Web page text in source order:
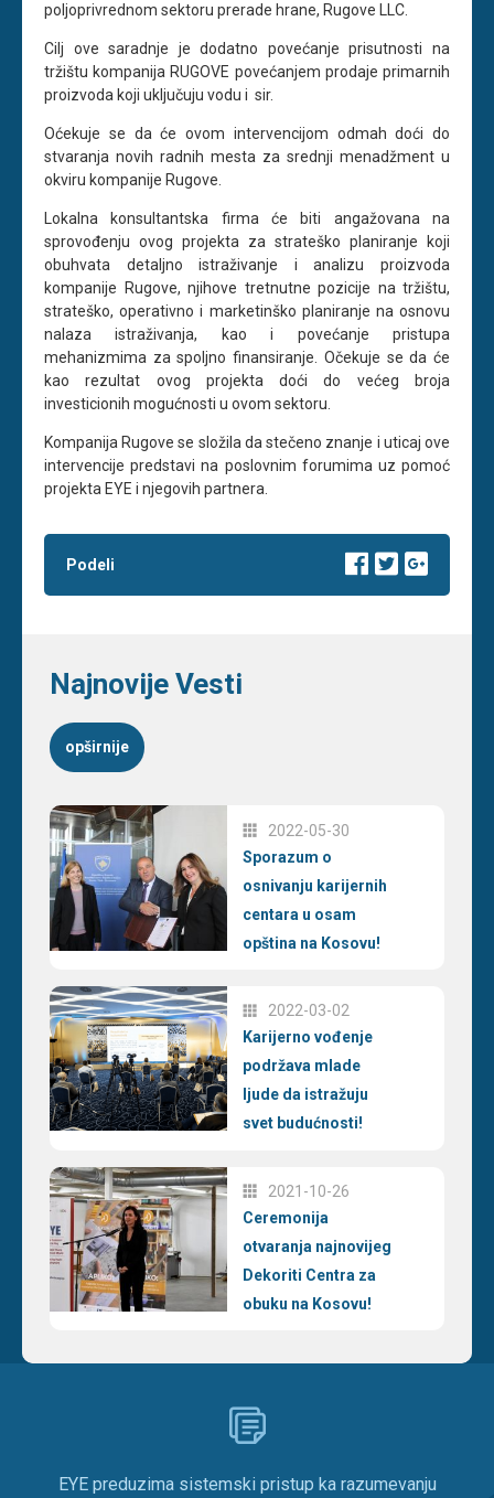
poljoprivrednom sektoru prerade hrane, Rugove LLC.
Cilj ove saradnje je dodatno povećanje prisutnosti na
tržištu kompanija RUGOVE povećanjem prodaje primarnih
proizvoda koji uključuju vodu i sir.
Oćekuje se da će ovom intervencijom odmah doći do
stvaranja novih radnih mesta za srednji menadžment u
okviru kompanije Rugove.
Lokalna konsultantska firma će biti angažovana na
sprovođenju ovog projekta za strateško planiranje koji
obuhvata detaljno istraživanje i analizu proizvoda
kompanije Rugove, njihove tretnutne pozicije na tržištu,
strateško, operativno i marketinško planiranje na osnovu
nalaza istraživanja, kao i povećanje pristupa
mehanizmima za spoljno finansiranje. Očekuje se da će
kao rezultat ovog projekta doći do većeg broja
investicionih mogućnosti u ovom sektoru.
Kompanija Rugove se složila da stečeno znanje i uticaj ove
intervencije predstavi na poslovnim forumima uz pomoć
projekta EYE i njegovih partnera.
Podeli
Najnovije Vesti
opširnije
2022-05-30
Sporazum o
osnivanju karijernih
centara u osam
opština na Kosovu!
2022-03-02
Karijerno vođenje
podržava mlade
ljude da istražuju
svet budućnosti!
2021-10-26
Ceremonija
otvaranja najnovijeg
Dekoriti Centra za
obuku na Kosovu!
EYE preduzima sistemski pristup ka razumevanju